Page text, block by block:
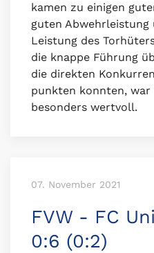
kamen zu einigen
guten Abwehrleistung
Leistung des
die knappe Führung
die direkten
punkten konnten, war
besonders wertvoll.
07. November 2021
FVW - FC
0:6 (0:2)